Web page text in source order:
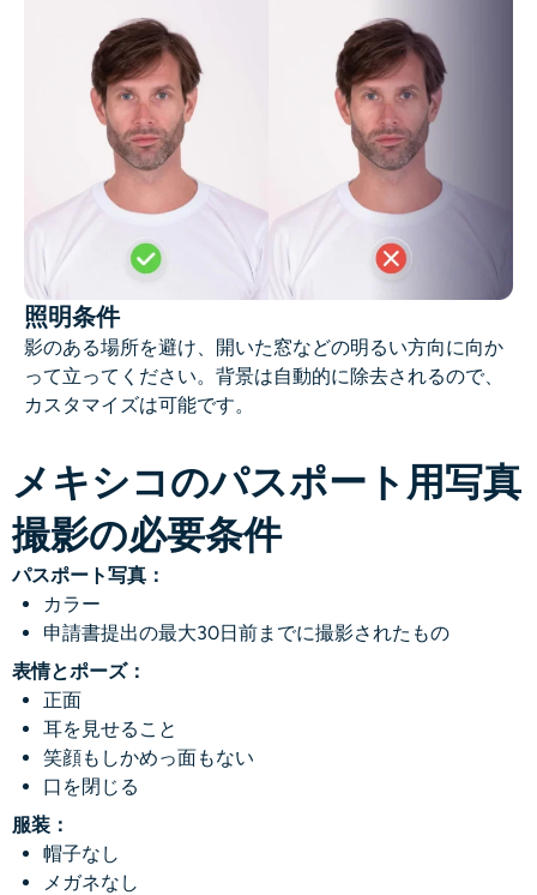
照明条件
影のある場所を避け、開いた窓などの明るい方向に向か
って立ってください。背景は自動的に除去されるので、
カスタマイズは可能です。
メキシコのパスポート用写真
撮影の必要条件
パスポート写真：
カラー
申請書提出の最大30日前までに撮影されたもの
表情とポーズ：
正面
耳を見せること
笑顔もしかめっ面もない
口を閉じる
服装：
帽子なし
メガネなし